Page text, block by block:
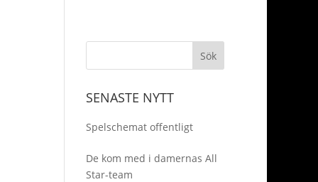
SENASTE NYTT
Spelschemat offentligt
De kom med i damernas All
Star-team